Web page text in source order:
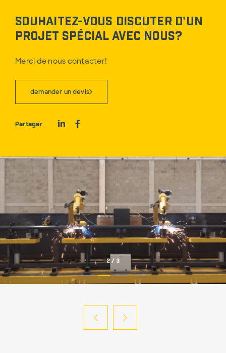
Souhaitez-vous discuter d'un
projet spécial avec nous?
Merci de nous contacter!
demander un devis
Partager
2 / 3